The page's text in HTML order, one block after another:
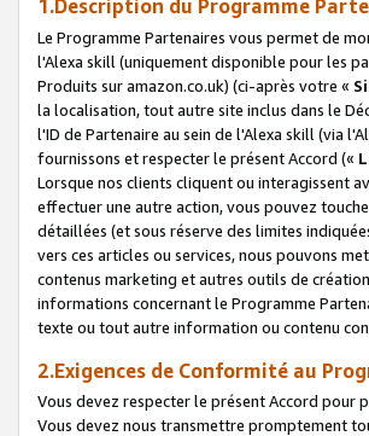
1.Description du Programme
Le Programme Partenaires vous permet de
l'Alexa skill (uniquement disponible pour les
Produits sur amazon.co.uk) (ci-après votre «
la localisation, tout autre site inclus dans le
l'ID de Partenaire au sein de l'Alexa skill (via
fournissons et respecter le présent Accord («
Lorsque nos clients cliquent ou interagissent
effectuer une autre action, vous pouvez
détaillées (et sous réserve des limites
vers ces articles ou services, nous pouvons
contenus marketing et autres outils de
informations concernant le Programme
texte ou tout autre information ou contenu
2.Exigences de Conformité au
Vous devez respecter le présent Accord pour
Vous devez nous transmettre promptement